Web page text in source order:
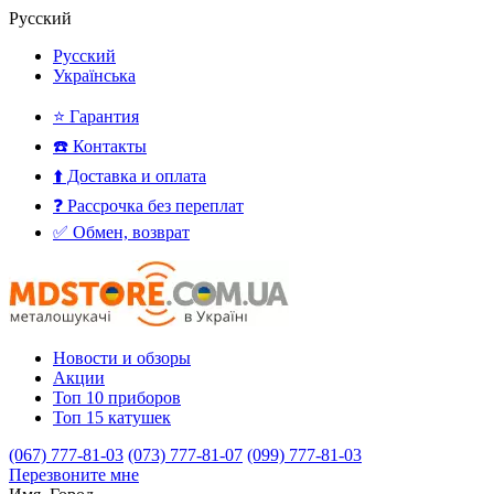
Русский
Русский
Українська
⭐ Гарантия
☎️ Контакты
⬆️ Доставка и оплата
❓ Рассрочка без переплат
✅ Обмен, возврат
Новости и обзоры
Акции
Топ 10 приборов
Топ 15 катушек
(067) 777-81-03 (073) 777-81-07 (099) 777-81-03
Перезвоните мне